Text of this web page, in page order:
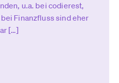
u.a. bei codierest,
Finanzfluss sind eher
[…]